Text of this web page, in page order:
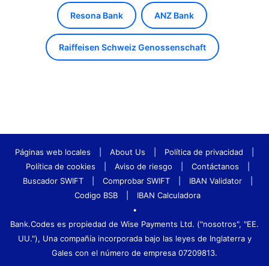
Resona Bank ANZ Bank
Raiffeisen Schweiz Genossenschaft
Páginas web locales About Us Política de privacidad
Política de cookies
Aviso de riesgo Contáctanos
Buscador SWIFT
Comprobar SWIFT IBAN Validator
Codigo BSB
IBAN Calculadora
•
Bank.Codes es propiedad de Wise Payments Ltd. ("nosotros", "EE.
UU."), Una compañía incorporada bajo las leyes de Inglaterra y
Gales con el número de empresa 07209813.